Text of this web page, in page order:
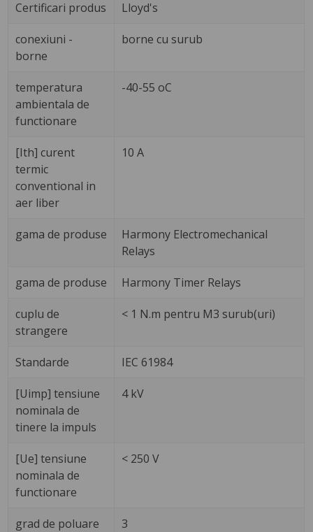
Certificari produs Lloyd's
conexiuni -
borne
borne cu surub
temperatura
ambientala de
functionare
-40-55 oC
[Ith] curent
termic
conventional in
aer liber
10 A
gama de produse
Harmony Electromechanical
Relays
gama de produse Harmony Timer Relays
cuplu de
strangere
< 1 N.m pentru M3 surub(uri)
Standarde IEC 61984
[Uimp] tensiune
nominala de
tinere la impuls
4 kV
[Ue] tensiune
nominala de
functionare
< 250 V
grad de poluare 3